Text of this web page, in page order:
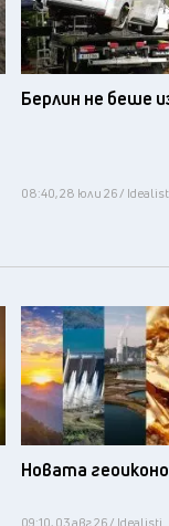
Берлин не беше
08:40, 28 юли 26 /
Новата
09:10, 03 авг 26 / Idealisti